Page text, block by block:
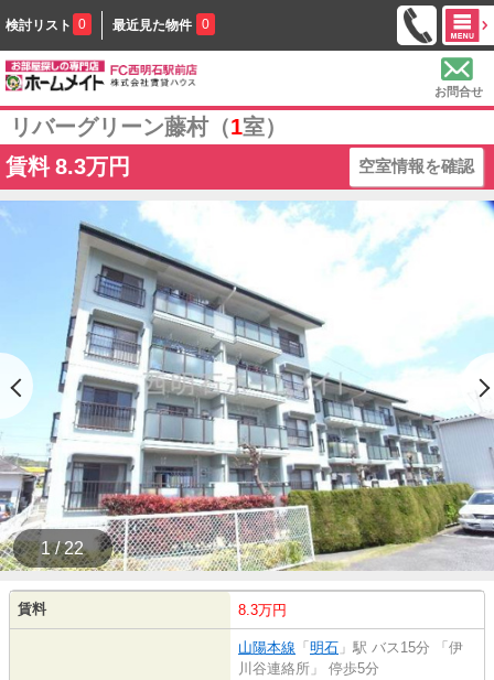
検討リスト 0 最近見た物件 0
お問合せ
リバーグリーン藤村（1室）
賃料 8.3万円 空室情報を確認
1 / 22
賃料 8.3万円
山陽本線 「 明石 」駅 バス15分 「伊
川谷連絡所」 停歩5分